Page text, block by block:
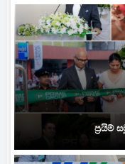
ප්‍රයිම්